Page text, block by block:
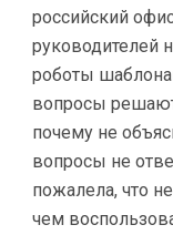
российский
руководителей
роботы
вопросы
почему не
вопросы не
пожалела, что
чем